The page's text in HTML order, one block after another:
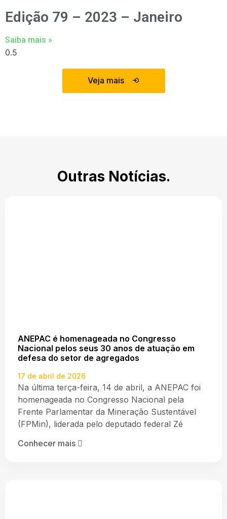
Edição 79 – 2023 – Janeiro
Saiba mais »
Veja mais
Outras Notícias.
ANEPAC é homenageada no Congresso
Nacional pelos seus 30 anos de atuação em
defesa do setor de agregados
17 de abril de 2026
Na última terça-feira, 14 de abril, a ANEPAC foi
homenageada no Congresso Nacional pela
Frente Parlamentar da Mineração Sustentável
(FPMin), liderada pelo deputado federal Zé
Conhecer mais